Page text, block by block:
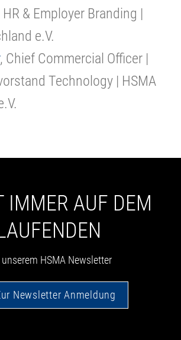
& Employer Branding |
e.V.
, Chief Commercial Officer |
Technology | HSMA
IMMER AUF DEM
HSMA Newsletter
Newsletter Anmeldung